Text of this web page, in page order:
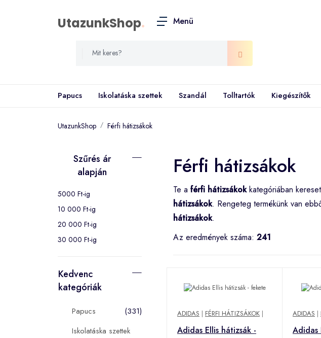
UtazunkShop. Menü
Papucs Iskolatáska szettek Szandál Tolltartók Kiegészítők
UtazunkShop Férfi hátizsákok
Szűrés ár
alapján
5000 Ft-ig
10 000 Ft-ig
20 000 Ft-ig
30 000 Ft-ig
Kedvenc
kategóriák
Papucs
(331)
Iskolatáska szettek
Férfi hátizsákok
Te a férfi hátizsákokkategóriában
hátizsákok. Rengeteg termékünk van
hátizsákok.
Az eredmények száma: 241
ADIDAS | FÉRFI HÁTIZSÁKOK |
Adidas Ellis hátizsák -
ADIDAS |
Adidas